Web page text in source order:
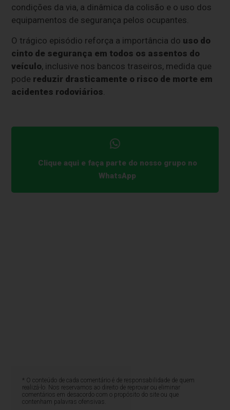
condições da via, a dinâmica da colisão e o uso dos
equipamentos de segurança pelos ocupantes.
O trágico episódio reforça a importância do uso do
cinto de segurança em todos os assentos do
veículo, inclusive nos bancos traseiros, medida que
pode reduzir drasticamente o risco de morte em
acidentes rodoviários
Clique aqui e faça parte do nosso grupo no
WhatsApp
* O conteúdo de cada comentário é de responsabilidade de quem
realizá-lo. Nos reservamos ao direito de reprovar ou eliminar
comentários em desacordo com o propósito do site ou que
contenham palavras ofensivas.